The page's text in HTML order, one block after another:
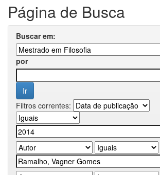
Página de Busca
Buscar em:
por
Filtros correntes: